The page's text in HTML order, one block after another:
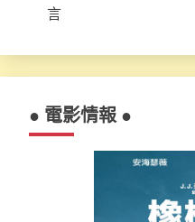
言
● 電影情報 ●